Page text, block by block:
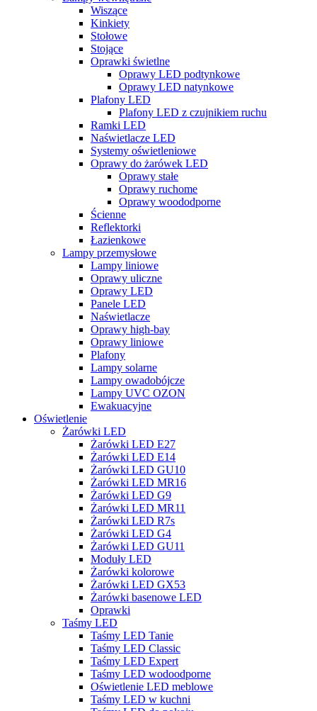
Wiszące
Kinkiety
Stołowe
Stojące
Oprawki świetlne
Oprawy LED podtynkowe
Oprawy LED natynkowe
Plafony LED
Plafony LED z czujnikiem ruchu
Ramki LED
Naświetlacze LED
Systemy oświetleniowe
Oprawy do żarówek LED
Oprawy stałe
Oprawy ruchome
Oprawy woododporne
Ścienne
Reflektorki
Łazienkowe
Lampy przemysłowe
Lampy liniowe
Oprawy uliczne
Oprawy LED
Panele LED
Naświetlacze
Oprawy high-bay
Oprawy liniowe
Plafony
Lampy solarne
Lampy owadobójcze
Lampy UVC OZON
Ewakuacyjne
Oświetlenie
Żarówki LED
Żarówki LED E27
Żarówki LED E14
Żarówki LED GU10
Żarówki LED MR16
Żarówki LED G9
Żarówki LED MR11
Żarówki LED R7s
Żarówki LED G4
Żarówki LED GU11
Moduły LED
Żarówki kolorowe
Żarówki LED GX53
Żarówki basenowe LED
Oprawki
Taśmy LED
Taśmy LED Tanie
Taśmy LED Classic
Taśmy LED Expert
Taśmy LED wodoodporne
Oświetlenie LED meblowe
Taśmy LED w kuchni